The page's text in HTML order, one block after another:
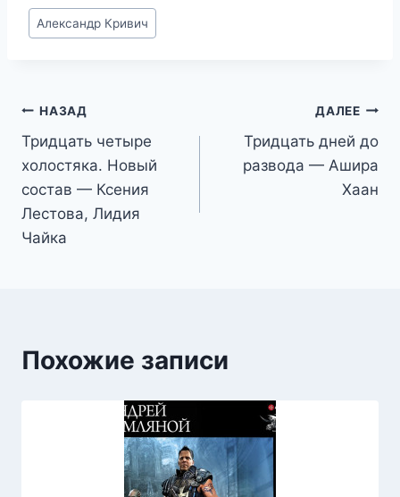
Метки
записи:
Александр Кривич
Навигация
по
записям
НАЗАД
Тридцать четыре
холостяка. Новый
состав — Ксения
Лестова, Лидия
Чайка
ДАЛЕЕ
Тридцать дней до
развода — Ашира
Хаан
Похожие записи